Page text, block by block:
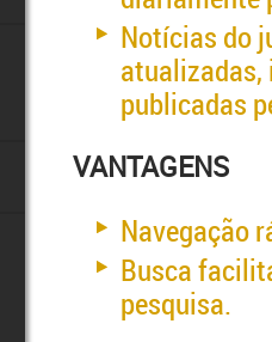
Notícias do
atualizadas,
publicadas
VANTAGENS
Navegação
Busca
pesquisa.